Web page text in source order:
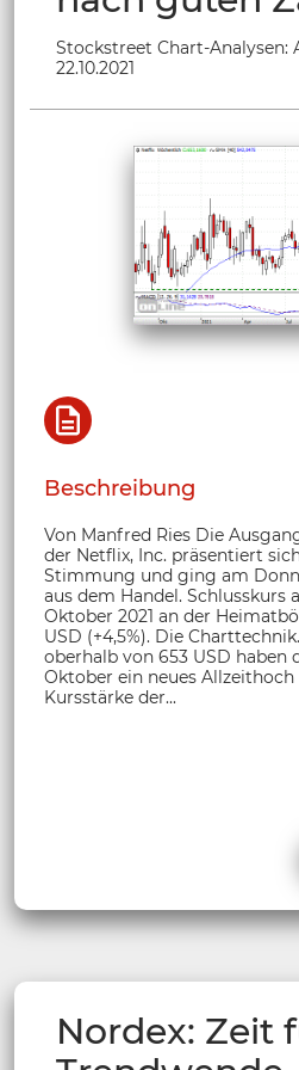
Stockstreet Chart-Analysen:
22.10.2021
Beschreibung
Von Manfred Ries Die
der Netflix, Inc. präsentiert
Stimmung und ging am
aus dem Handel. Schlusskurs
Oktober 2021 an der
USD (+4,5%). Die
oberhalb von 653 USD haben
Oktober ein neues
Kursstärke der...
Nordex: Zeit